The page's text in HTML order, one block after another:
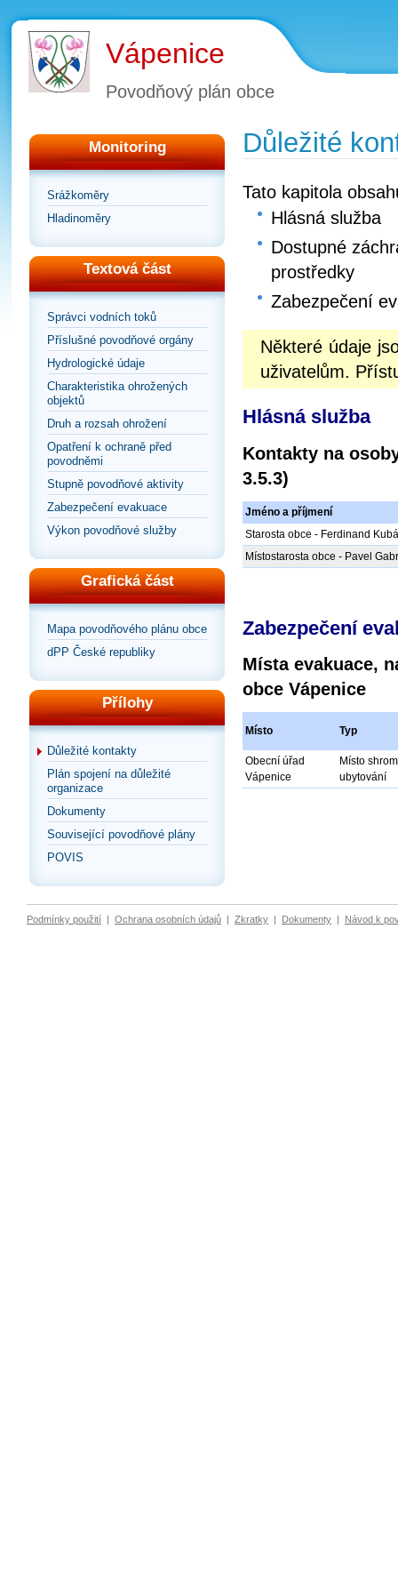
Vápenice
Povodňový plán obce
Monitoring
Srážkoměry
Hladinoměry
Textová část
Správci vodních toků
Příslušné povodňové orgány
Hydrologické údaje
Charakteristika ohrožených
objektů
Druh a rozsah ohrožení
Opatření k ochraně před
povodněmi
Stupně povodňové aktivity
Zabezpečení evakuace
Výkon povodňové služby
Grafická část
Mapa povodňového plánu obce
dPP České republiky
Přílohy
Důležité kontakty
Plán spojení na důležité
organizace
Dokumenty
Související povodňové plány
POVIS
Důležité
Tato kapitola
Hlásná služba
Dostupné
prostředky
Zabezpečení
Některé údaje
uživatelům.
Hlásná služba
Kontakty na
3.5.3)
Jméno a příjmení
Starosta obce - Ferdinand
Místostarosta obce - Pavel
Zabezpečení
Místa evakuace,
obce Vápenice
Místo Typ
Obecní úřad
Vápenice
Místo
ubytování
Podmínky použití | Ochrana osobních údajů | Zkratky | Dokumenty | Návod k